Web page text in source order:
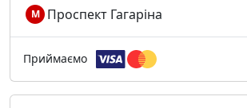
М Проспект Гагаріна
Приймаємо